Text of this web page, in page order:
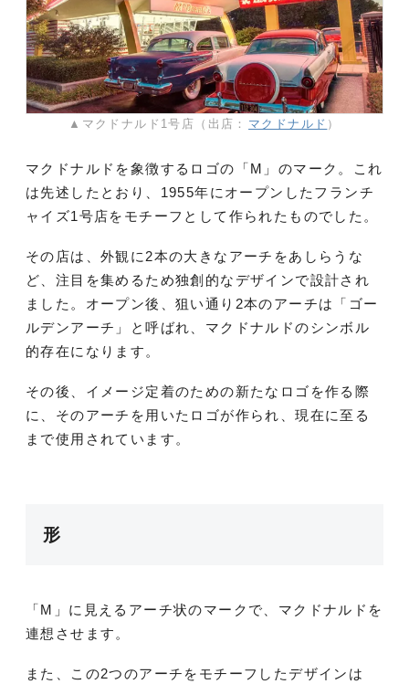
▲マクドナルド1号店（出店： マクドナルド ）
マクドナルドを象徴するロゴの「M」のマーク。これ
は先述したとおり、1955年にオープンしたフランチ
ャイズ1号店をモチーフとして作られたものでした。
その店は、外観に2本の大きなアーチをあしらうな
ど、注目を集めるため独創的なデザインで設計され
ました。オープン後、狙い通り2本のアーチは「ゴー
ルデンアーチ」と呼ばれ、マクドナルドのシンボル
的存在になります。
その後、イメージ定着のための新たなロゴを作る際
に、そのアーチを用いたロゴが作られ、現在に至る
まで使用されています。
形
「M」に見えるアーチ状のマークで、マクドナルドを
連想させます。
また、この2つのアーチをモチーフしたデザインは